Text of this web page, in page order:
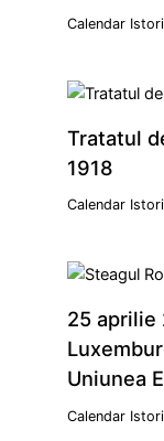
Calendar
Tratatul
1918
Calendar
25 aprilie
Uniunea
Calendar